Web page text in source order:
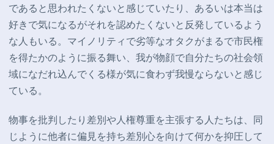
であると思われたくないと感じていたり、あるいは本当は
好きで気になるがそれを認めたくないと反発しているよう
な人もいる。マイノリティで劣等なオタクがまるで市民権
を得たかのように振る舞い、我が物顔で自分たちの社会領
域になだれ込んでくる様が気に食わず我慢ならないと感じ
ている。
物事を批判したり差別や人権尊重を主張する人たちは、同
じように他者に偏見を持ち差別心を向けて何かを抑圧して